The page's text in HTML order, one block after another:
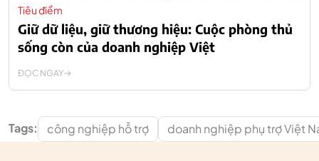
Tiêu điểm
Giữ dữ liệu, giữ thương hiệu: Cuộc phòng thủ
sống còn của doanh nghiệp Việt
ĐỌC NGAY
Tags: công nghiệp hỗ trợ doanh nghiệp phụ trợ Việt